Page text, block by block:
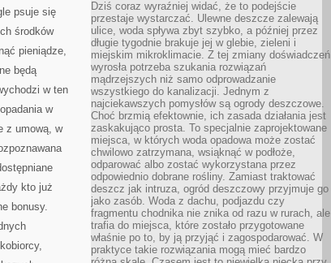
psuje się
środków
pieniądze,
będą
w ten
w
z umową, w
kto już
bonusy.
Dziś coraz wyraźniej widać, że to podejście
przestaje wystarczać. Ulewne deszcze zalewają
ulice, woda spływa zbyt szybko, a później przez
długie tygodnie brakuje jej w glebie, zieleni i
miejskim mikroklimacie. Z tej zmiany doświadczeń
wyrosła potrzeba szukania rozwiązań
mądrzejszych niż samo odprowadzanie
wszystkiego do kanalizacji. Jednym z
najciekawszych pomysłów są ogrody deszczowe.
Choć brzmią efektownie, ich zasada działania jest
zaskakująco prosta. To specjalnie zaprojektowane
miejsca, w których woda opadowa może zostać
chwilowo zatrzymana, wsiąknąć w podłoże,
odparować albo zostać wykorzystana przez
odpowiednio dobrane rośliny. Zamiast traktować
deszcz jak intruza, ogród deszczowy przyjmuje go
jako zasób. Woda z dachu, podjazdu czy
fragmentu chodnika nie znika od razu w rurach, ale
trafia do miejsca, które zostało przygotowane
właśnie po to, by ją przyjąć i zagospodarować. W
praktyce takie rozwiązania mogą mieć bardzo